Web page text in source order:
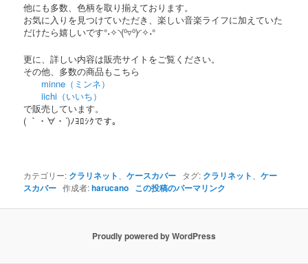
他にも多数、色柄を取り揃えております。
お気に入りを見つけていただき、楽しい音楽ライフに加えていた
だけたら嬉しいです°˖✧◝(⁰▿⁰)◜✧˖°
更に、詳しい内容は販売サイトをご覧ください。
その他、多数の商品もこちら
minne（ミンネ）
iichi（いいち）
で販売しています。
( ｀・∀・´)ﾉﾖﾛｼｸです。
カテゴリー: クラリネット 、ケースカバー タグ: クラリネット 、ケー
スカバー 作成者:harucano この投稿のパーマリンク
Proudly powered by WordPress